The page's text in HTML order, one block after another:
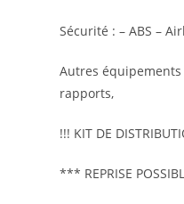
Sécurité : – ABS –
Autres
rapports,
!!! KIT DE
*** REPRISE